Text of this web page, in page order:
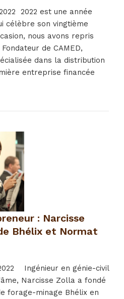
2022 est une année
célèbre son vingtième
nous avons repris
de CAMED,
dans la distribution
entreprise financée
: Narcisse
Bhélix et Normat
Ingénieur en génie-civil
Narcisse Zolla a fondé
forage-minage Bhélix en